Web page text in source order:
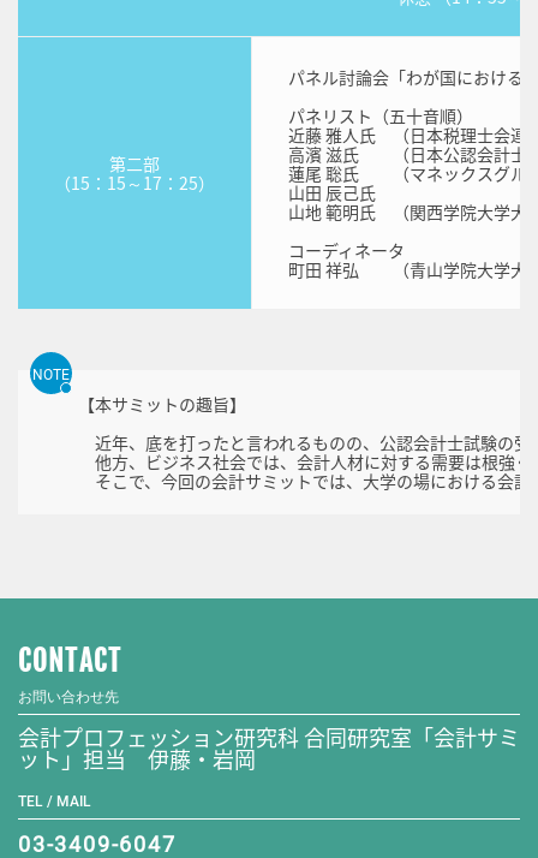
第二部
（15：15～17：25）
パネル討論会「わが国における
パネリスト（五十音順）
近藤 雅人氏 （日本税理士会連
高濱 滋氏 （日本公認会計士
蓮尾 聡氏 （マネックスグルー
山田 辰己氏
山地 範明氏 （関西学院大学大
コーディネータ
町田 祥弘 （青山学院大学大
NOTE
【本サミットの趣旨】
近年、底を打ったと言われるものの、公認会計士試験の
他方、ビジネス社会では、会計人材に対する需要は根強
そこで、今回の会計サミットでは、大学の場における会
CONTACT
お問い合わせ先
会計プロフェッション研究科 合同研究室「会計サミ
ット」担当 伊藤・岩岡
TEL / MAIL
03-3409-6047